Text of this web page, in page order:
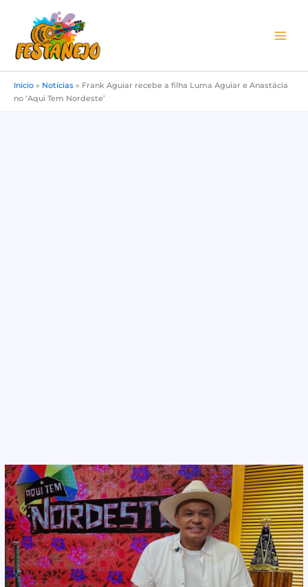
conteúdo
Início » Notícias » Frank Aguiar recebe a filha Luma Aguiar e Anastácia
no ‘Aqui Tem Nordeste’